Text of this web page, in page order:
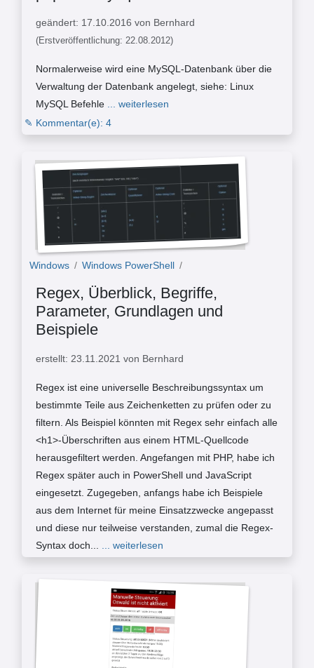
geändert: 17.10.2016 von Bernhard
(Erstveröffentlichung: 22.08.2012)
Normalerweise wird eine MySQL-Datenbank über die
Verwaltung der Datenbank angelegt, siehe: Linux
MySQL Befehle ... weiterlesen
✎ Kommentar(e): 4
Windows / Windows PowerShell /
Regex, Überblick, Begriffe,
Parameter, Grundlagen und
Beispiele
erstellt: 23.11.2021 von Bernhard
Regex ist eine universelle Beschreibungssyntax um
bestimmte Teile aus Zeichenketten zu prüfen oder zu
filtern. Als Beispiel könnten mit Regex sehr einfach alle
<h1>-Überschriften aus einem HTML-Quellcode
herausgefiltert werden. Angefangen mit PHP, habe ich
Regex später auch in PowerShell und JavaScript
eingesetzt. Zugegeben, anfangs habe ich Beispiele
aus dem Internet für meine Einsatzzwecke angepasst
und diese nur teilweise verstanden, zumal die Regex-
Syntax doch...
... weiterlesen